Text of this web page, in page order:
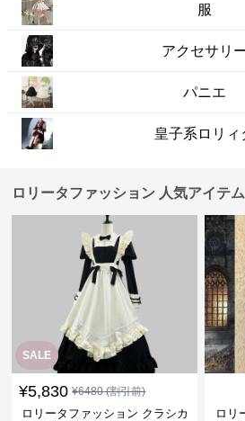
服
アクセサリ
パニエ
皇子系ロリィ
ロリータファッション 人気アイテム
SALE
¥5,830 ¥6480(割引前)
ロリータファッション クラシカ
ロリ